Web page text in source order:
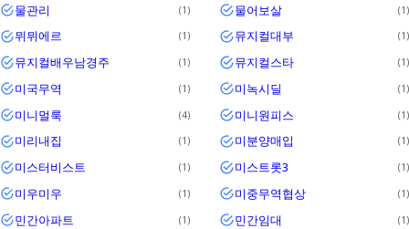
물관리 1 물어보살 1
뮈뮈에르 1 뮤지컬대부 1
뮤지컬배우남경주 1 뮤지컬스타 1
미국무역 1 미녹시딜 1
미니멀룩 4 미니원피스 1
미리내집 1 미분양매입 1
미스터비스트 1 미스트롯3 1
미우미우 1 미중무역협상 1
민간아파트 1 민간임대 1